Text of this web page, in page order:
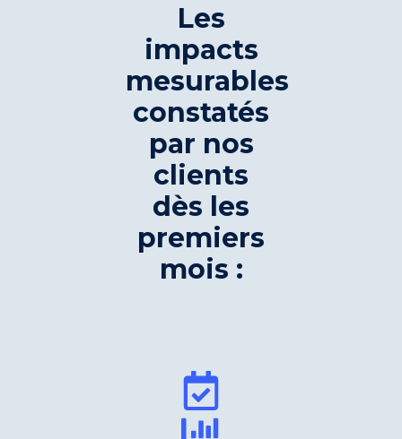
Les
impacts
mesurables
constatés
par nos
clients
dès les
premiers
mois :